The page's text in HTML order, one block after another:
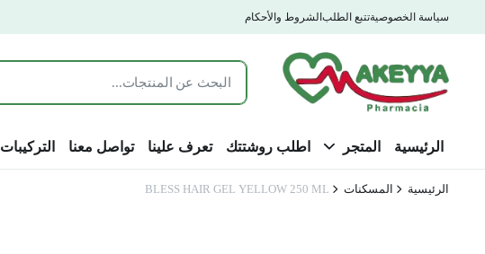
سياسة الخصوصيةتتبع الطلب الشروط والأحكام
الرئيسية المتجر اطلب روشتتك تعرف علينا تواصل معنا التركيبات
الرئيسية المسكنات BLESS HAIR GEL YELLOW 250 ML